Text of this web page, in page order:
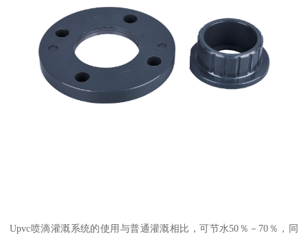
Upvc喷滴灌溉系统的使用与普通灌溉相比，可节水50％－70％，同